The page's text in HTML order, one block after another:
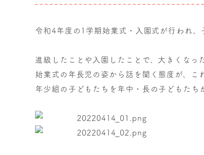
令和4年度の1学期始業式・入園式が行われ、
進級したことや入園したことで、大きくなっ
始業式の年長児の姿から話を聞く態度が、こ
年少組の子どもたちを年中・長の子どもたち